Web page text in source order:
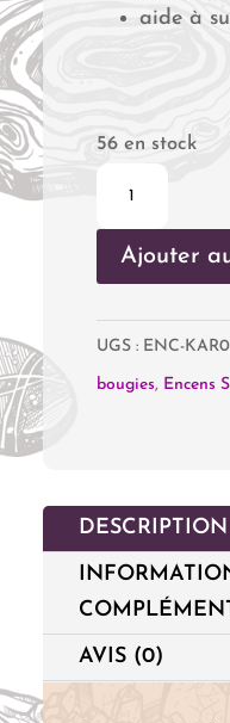
aide à
56 en stock
Encens
Ajouter
UGS : ENC-
bougies, Encens
DESCRIPTION
AVIS (0)